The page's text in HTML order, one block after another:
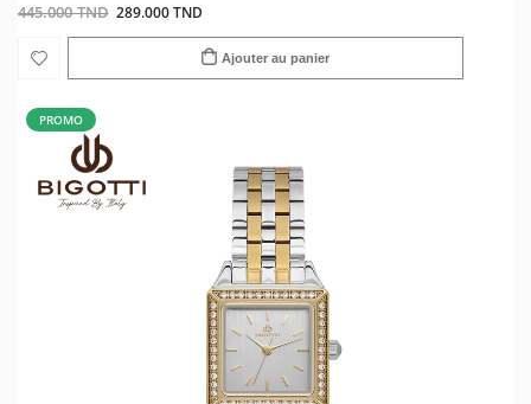
445.000 TND 289.000 TND
Ajouter au panier
PROMO